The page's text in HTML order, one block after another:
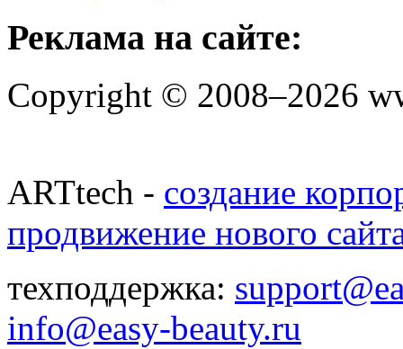
Реклама на сайте:
Copyright © 2008–2026
ARTtech - создание
продвижение нового
техподдержка:
info@easy-beauty.ru